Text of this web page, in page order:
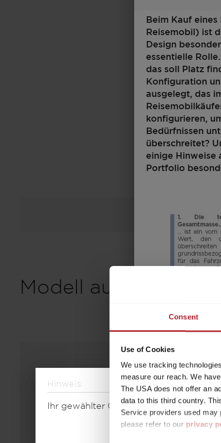
Consent
Use of Cookies
We use tracking
measure our reach. We
The USA does not offer an
data to this third country.
Service providers used may
please refer to our privacy
Modell auswählen
Beim Kauf
Reisemobil) ist
Design
essentielle
das soll Platz
Konfiguration
ausgelegt, das
konfigurieren,
Bedürfnissen
überschreitet?
einige Hinweise
Portfolio
Hinweis:
Ihr gewählter Grundriss ist aktuell